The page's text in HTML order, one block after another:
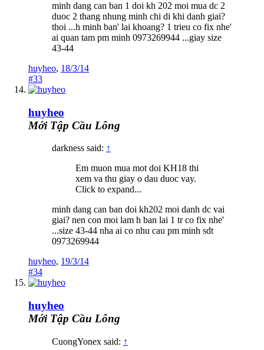
minh dang can ban 1 doi kh 202 moi mua dc 2
duoc 2 thang nhung minh chi di khi danh giai?
thoi ...h minh ban' lai khoang? 1 trieu co fix nhe'
ai quan tam pm minh 0973269944 ...giay size
43-44
huyheo, 18/3/14
#33
huyheo
Mới Tập Cầu Lông
darkness said: ↑
Em muon mua mot doi KH18 thi
xem va thu giay o dau duoc vay.
Click to expand...
minh dang can ban doi kh202 moi danh dc vai
giai? nen con moi lam h ban lai 1 tr co fix nhe'
...size 43-44 nha ai co nhu cau pm minh sdt
0973269944
huyheo, 19/3/14
#34
huyheo
Mới Tập Cầu Lông
CuongYonex said: ↑